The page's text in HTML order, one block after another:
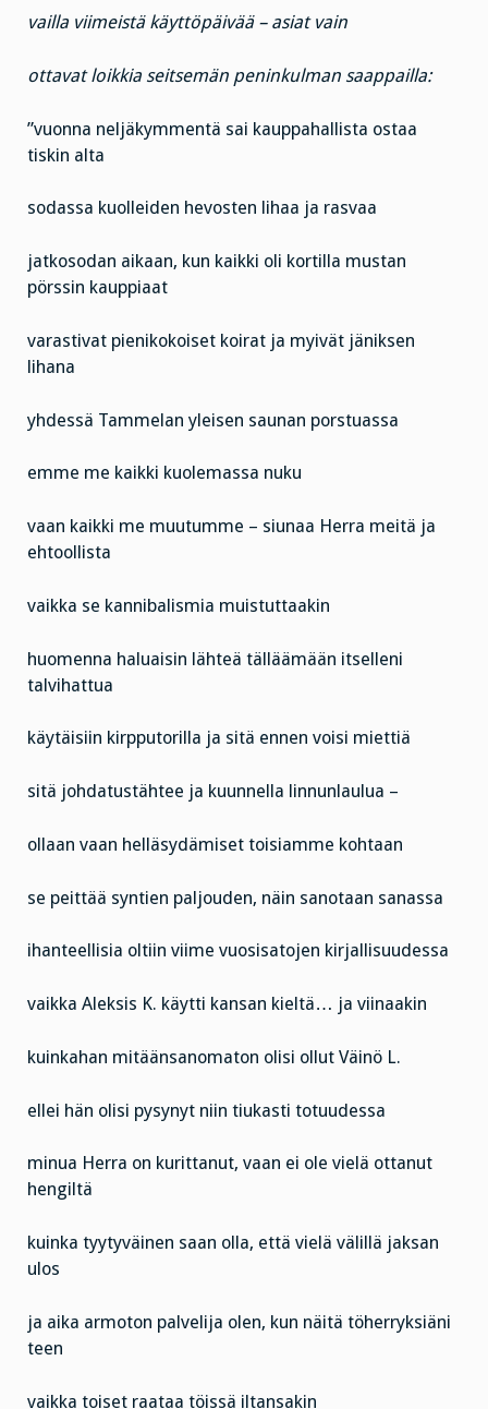
vailla viimeistä käyttöpäivää – asiat vain
ottavat loikkia seitsemän peninkulman saappailla:
”vuonna neljäkymmentä sai kauppahallista ostaa
tiskin alta
sodassa kuolleiden hevosten lihaa ja rasvaa
jatkosodan aikaan, kun kaikki oli kortilla mustan
pörssin kauppiaat
varastivat pienikokoiset koirat ja myivät jäniksen
lihana
yhdessä Tammelan yleisen saunan porstuassa
emme me kaikki kuolemassa nuku
vaan kaikki me muutumme – siunaa Herra meitä ja
ehtoollista
vaikka se kannibalismia muistuttaakin
huomenna haluaisin lähteä tälläämään itselleni
talvihattua
käytäisiin kirpputorilla ja sitä ennen voisi miettiä
sitä johdatustähtee ja kuunnella linnunlaulua –
ollaan vaan helläsydämiset toisiamme kohtaan
se peittää syntien paljouden, näin sanotaan sanassa
ihanteellisia oltiin viime vuosisatojen kirjallisuudessa
vaikka Aleksis K. käytti kansan kieltä… ja viinaakin
kuinkahan mitäänsanomaton olisi ollut Väinö L.
ellei hän olisi pysynyt niin tiukasti totuudessa
minua Herra on kurittanut, vaan ei ole vielä ottanut
hengiltä
kuinka tyytyväinen saan olla, että vielä välillä jaksan
ulos
ja aika armoton palvelija olen, kun näitä töherryksiäni
teen
vaikka toiset raataa töissä iltansakin